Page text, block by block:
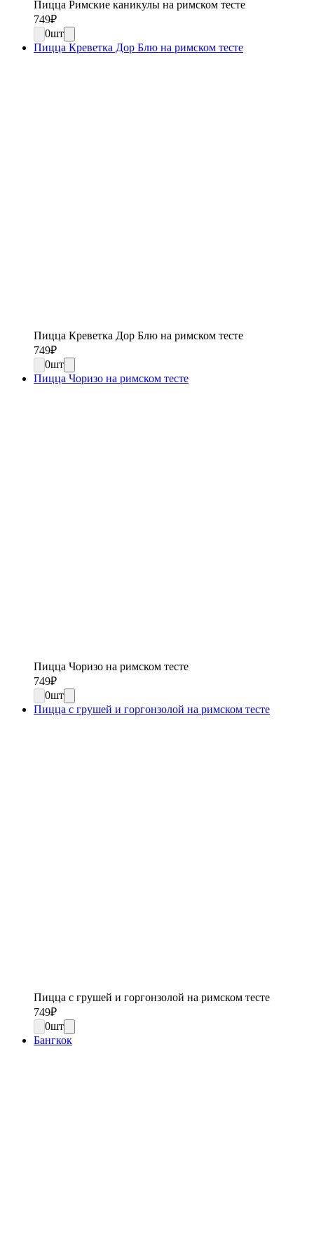
Пицца Римские каникулы на римском тесте
749₽
0шт
Пицца Креветка Дор Блю на римском тесте
Пицца Креветка Дор Блю на римском тесте
749₽
0шт
Пицца Чоризо на римском тесте
Пицца Чоризо на римском тесте
749₽
0шт
Пицца с грушей и горгонзолой на римском тесте
Пицца с грушей и горгонзолой на римском тесте
749₽
0шт
Бангкок